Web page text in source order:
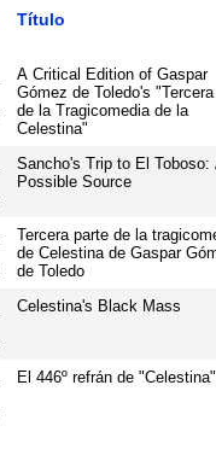
Título
A Critical Edition of Gaspar
Gómez de Toledo's
de la Tragicomedia de la
Celestina"
Sancho's Trip to El Toboso:
Possible Source
Tercera parte de la
de Celestina de Gaspar
de Toledo
Celestina's Black Mass
El 446º refrán de "Celestina"